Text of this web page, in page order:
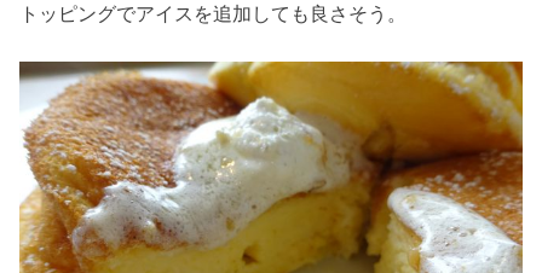
トッピングでアイスを追加しても良さそう。